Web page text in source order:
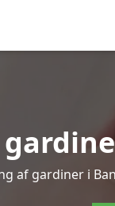
af gardiner i